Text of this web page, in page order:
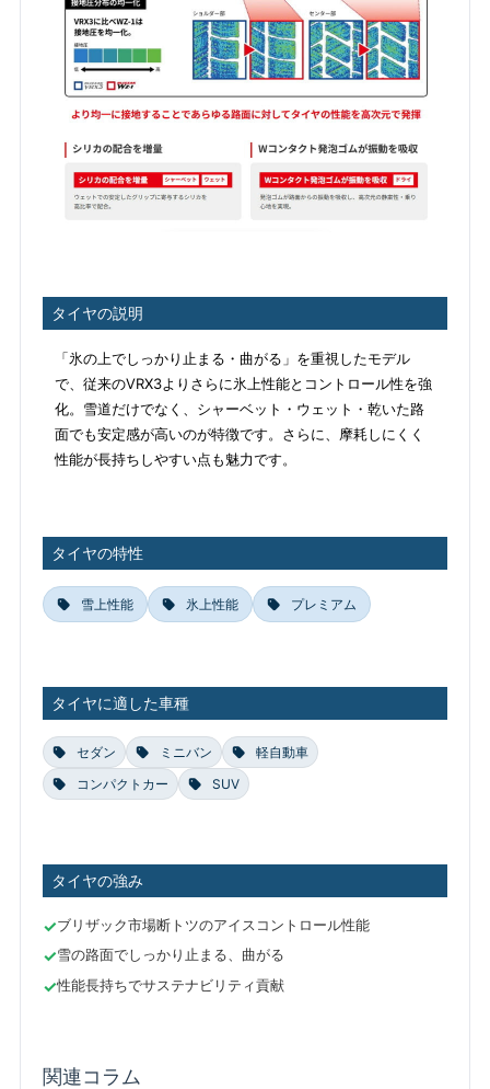
タイヤの説明
「氷の上でしっかり止まる・曲がる」を重視したモデル
で、従来のVRX3よりさらに氷上性能とコントロール性を強
化。雪道だけでなく、シャーベット・ウェット・乾いた路
面でも安定感が高いのが特徴です。さらに、摩耗しにくく
性能が長持ちしやすい点も魅力です。
タイヤの特性
雪上性能 氷上性能 プレミアム
タイヤに適した車種
セダン ミニバン
軽自動車
コンパクトカー
SUV
タイヤの強み
ブリザック市場断トツのアイスコントロール性能
雪の路面でしっかり止まる、曲がる
性能長持ちでサステナビリティ貢献
関連コラム